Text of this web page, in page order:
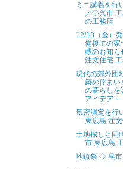
ミニ講義を行
／◇呉市
の工務店
12/18（金）
備後での家
載のお知
注文住宅
現代の郊外団
築の佇まい
の暮らしを
アイデア～
気密測定を行
東広島 注
土地探しと
市 東広島
地鎮祭 ◇ 呉市